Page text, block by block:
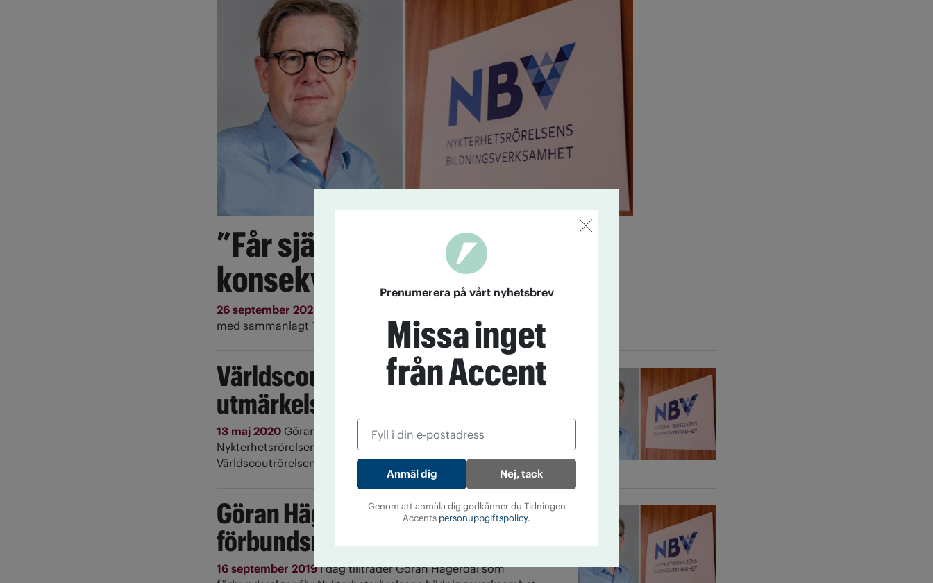
”Får självklart
konsekvenser”
26 september 2023
med sammanlagt 1,1 miljarder kronor de närmaste tre åren.
Världscouternas högsta
utmärkelse till NBV:s rektor
13 maj 2020 Göran Hägerdal, förbundsrektor för
Nykterhetsrörelsens bildningsverksamhet, NBV, har tilldelats
Världscoutrörelsens högsta utmärkelse Bronsvargen.
Göran Hägerdal ny
förbundsrektor för NBV
16 september 2019I dag tillträder Göran Hägerdal som
Prenumerera på vårt nyhetsbrev
Missa inget
från Accent
Nej, tack
Genom att anmäla dig godkänner du Tidningen
Accents personuppgiftspolicy.